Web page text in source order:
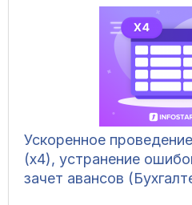
Ускоренное
(x4), устранение
зачет авансов